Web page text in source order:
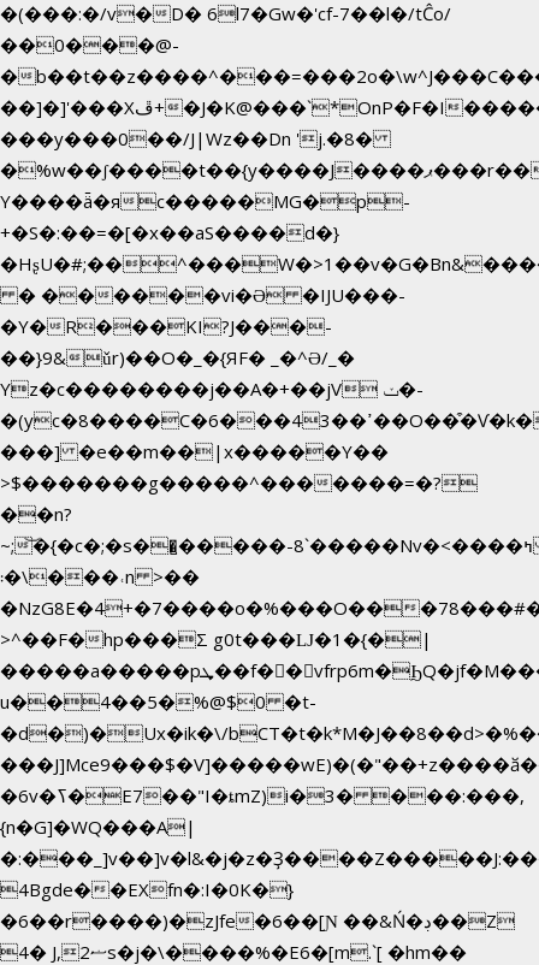
�(���:�/v�D� 6l7�Gw�'cf-7��l�/tĈo/
��0���@-
�
��]�]'���Xڦ+�J�K@���`*OnP�F�I�����n����ˎ���E>���%
���y���0��/J|Wz��Dn 'j.�8�
�%w��ʃ����t��{y����J����ޕ���r��d�$e҅b�e����
Y����ǟ�яc�����MG�p-
+�S�:��=�[�x��aS����d�}
� ������vi�Ə �IJU���-
�Y�R���KI?J���-
��}9&ǔr)��O�_�{ЯF� _�^Ə/_�
Yz�c��������j��A�+��jV ݖ�-
�(yc�8����C�6���43��ߴ��O��͒�Ѵ�k��OEX�2�,�)�t��@���aw����;�׷o�_��2�sy��.�=W�n��߃�{4��ߑ��i�8V6v4W�9��s���g�
���] �e��m��|x�����Y��
>$�������g�����^�������=�?
��n?
~;͝�{�c�;�s��̺�����-8`�����Nvߤ����>�
��\�܃�˓n >��
�NzG8E�4+�7����o�%���O��
>^��F�hp���Σ g0t���Ǉ�1�{�|
�����a�����pܜ��f��vfrp6m�ϦQ�jf�M����J:�x��-?
u��4��5�%@$0 �t-
�d�)�Ux�ik�\/
���J]Mce9���$�V]�����wE)�(�"��+z���
�6v�ߖ�E7��"I�ȶmZ)i�3� ���:���,
{n�G]�WQ���A|
4Bgde��EXfn�:I�0K�}
�6��r����)�zJfe�6��[Ɲ ��&Ń�ڊ��Z
4� J,ޟ2s�j�\����%�E6�[m.`[ �hm��